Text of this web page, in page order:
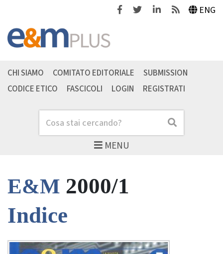
FacebookTwitterLinkedinFeeds ENG
MENU
Cerca Cerca
CHI SIAMO COMITATO EDITORIALE
SUBMISSION
CODICE ETICO
FASCICOLI LOGIN REGISTRATI
E&M 2000/1
Indice